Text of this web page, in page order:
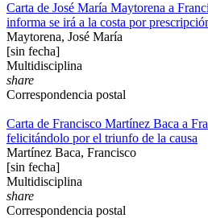
Carta de José María Maytorena a
informa se irá a la costa por
Maytorena, José María
[sin fecha]
Multidisciplina
share
Correspondencia postal
Carta de Francisco Martínez Baca a
felicitándolo por el triunfo de la causa
Martínez Baca, Francisco
[sin fecha]
Multidisciplina
share
Correspondencia postal